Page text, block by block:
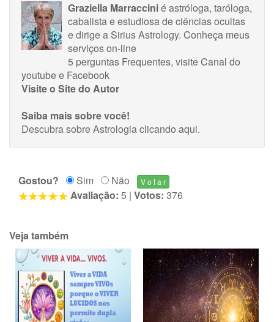
Graziella Marraccinié astróloga, taróloga,
cabalista e estudiosa de ciências ocultas
e dirige a Sirius Astrology. Conheça meus
serviços on-line
5 perguntas Frequentes, visiteCanal do
youtubee Facebook
Visite o Site do Autor
Saiba mais sobre você!
Descubra sobre Astrologiaclicando aqui.
Gostou? Sim
Não
Avaliação: 5 | Votos: 376
Veja também